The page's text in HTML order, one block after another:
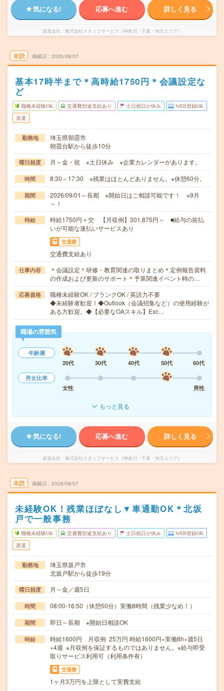
気になる! 応募へ進む 詳しく見る
派遣会社 株式会社スタッフサービス（神奈川・千葉・埼玉エリア）
未読 掲載日 2026/08/07
基本17時半まで＊高時給1750円＊会議設定な
ど
職種未経験OK 交通費別途支給あり 土日祝日が休み WEB登録OK
派遣
勤務地
埼玉県朝霞市
朝霞台駅から徒歩10分
曜日頻度 月～金・祝 ※土日休み ※企業カレンダーがあります。
時間 8:30～17:30 ※残業はほとんどありません。※休憩60分。
期間
2026/09/01～長期 ※開始日はご相談可能です！ ※9月
～！
時給
時給1750円＋交 【月収例】301,875円～ ■給与の前払
いが可能な速払いサービスあり
交通費
交通費支給あり
仕事内容
＊会議設定＊研修・教育関連の取りまとめ＊定例報告資料
の作成および更新のサポート＊予算関連イベント時の…
応募資格
職種未経験OK / ブランクOK / 英語力不要
◆未経験者歓迎！◆Outlook（会議招集など）の使用経験が
ある方歓迎。◆【必要なOAスキル】Exc…
職場の雰囲気
年齢層
20代
30代 40代 50代
60代
男女比率
女性
男性
もっと見る
気になる! 応募へ進む 詳しく見る
派遣会社 株式会社スタッフサービス（神奈川・千葉・埼玉エリア）
未読 掲載日 2026/08/07
未経験OK！残業ほぼなし▼車通勤OK＊北坂
戸で一般事務
職種未経験OK 交通費別途支給あり 土日祝日が休み WEB登録OK
派遣
勤務地
埼玉県坂戸市
北坂戸駅から徒歩19分
曜日頻度 月～金／週5日
時間 08:00-16:50（休憩50分）実働8時間（残業少なめ！）
期間 即日～長期 ※開始日相談OK
時給
時給1600円 月収例 25万円 時給1600円×実働8h×週5日
×4週 ※月収例を保証するものではありません。※給与即受
取りサービス利用可（利用条件有）
交通費
1ヶ月3万円を上限として実費支給